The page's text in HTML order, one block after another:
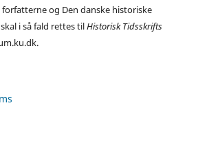
og Den danske historiske
i så fald rettes tilHistorisk Tidsskrifts